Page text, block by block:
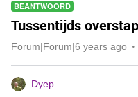
BEANTWOORD
Tussentijds
Forum|Forum|6 years ago
Dyep